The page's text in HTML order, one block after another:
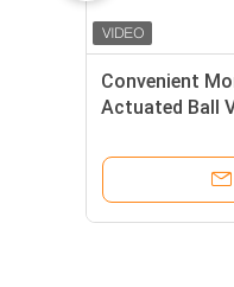
Convenient
Actuated Ball